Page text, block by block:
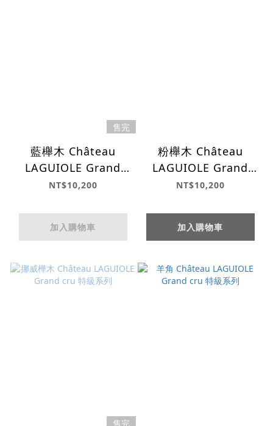
售完
藍櫸木 Château
LAGUIOLE Grand
cru 特級系列
NT$10,200
加入購物車
粉櫸木 Château
LAGUIOLE Grand
cru 特級系列
NT$10,200
加入購物車
售完